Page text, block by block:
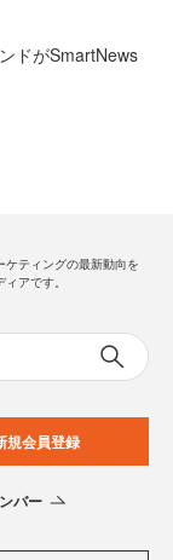
ドがSmartNews
ティングの最新動向を
アです。
規会員登録
バー